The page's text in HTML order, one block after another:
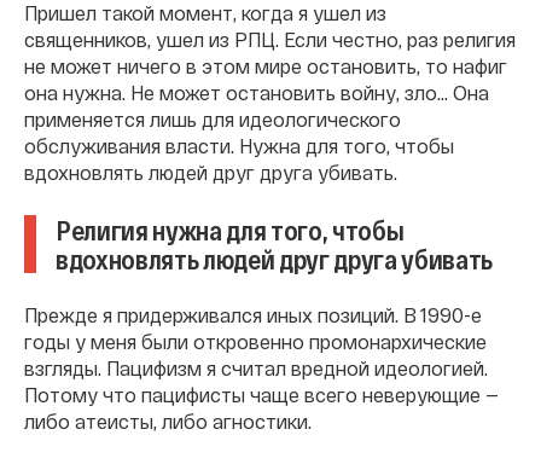
Пришел такой момент, когда я ушел из
священников, ушел из РПЦ. Если честно, раз религия
не может ничего в этом мире остановить, то нафиг
она нужна. Не может остановить войну, зло... Она
применяется лишь для идеологического
обслуживания власти. Нужна для того, чтобы
вдохновлять людей друг друга убивать.
Религия нужна для того, чтобы
вдохновлять людей друг друга убивать
Прежде я придерживался иных позиций. В 1990-е
годы у меня были откровенно промонархические
взгляды. Пацифизм я считал вредной идеологией.
Потому что пацифисты чаще всего неверующие —
либо атеисты, либо агностики.